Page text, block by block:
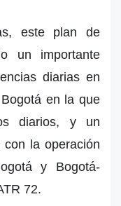
este plan de
un importante
diarias en
en la que
diarios, y un
la operación
y Bogotá-
72.